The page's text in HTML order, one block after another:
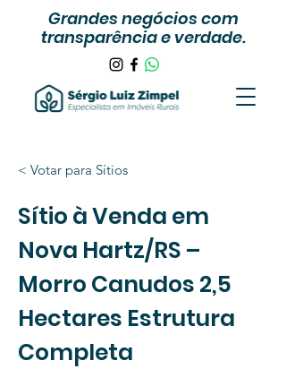
Grandes negócios com
transparência e verdade.
< Votar para Sítios
Sítio à Venda em
Nova Hartz/RS –
Morro Canudos 2,5
Hectares Estrutura
Completa